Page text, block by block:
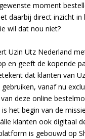
moment
daarbij direct inzicht in
wil dat nou niet?
Uzin Utz Nederland
en geeft de kopende
dat klanten van
vanaf nu
deze online
het begin van de
klanten ook digitaal
is gebouwd op